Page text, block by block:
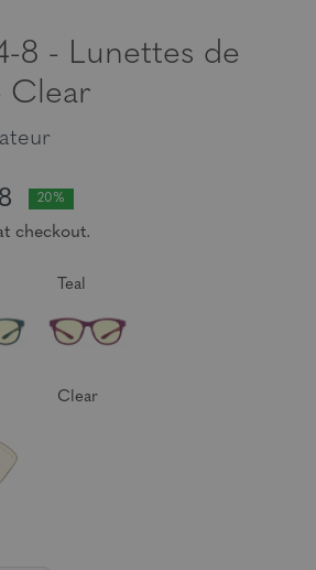
8 - Lunettes de
Clear
20%
checkout.
Teal
Clear